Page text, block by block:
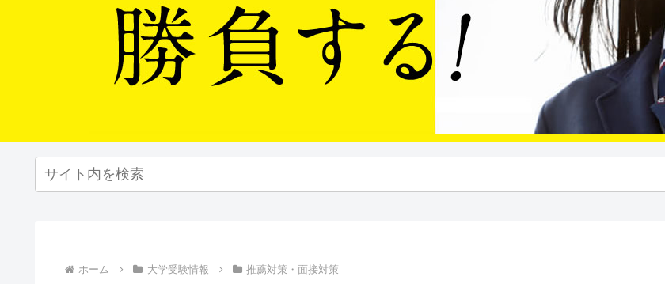
ホーム 大学受験情報 推薦対策・面接対策